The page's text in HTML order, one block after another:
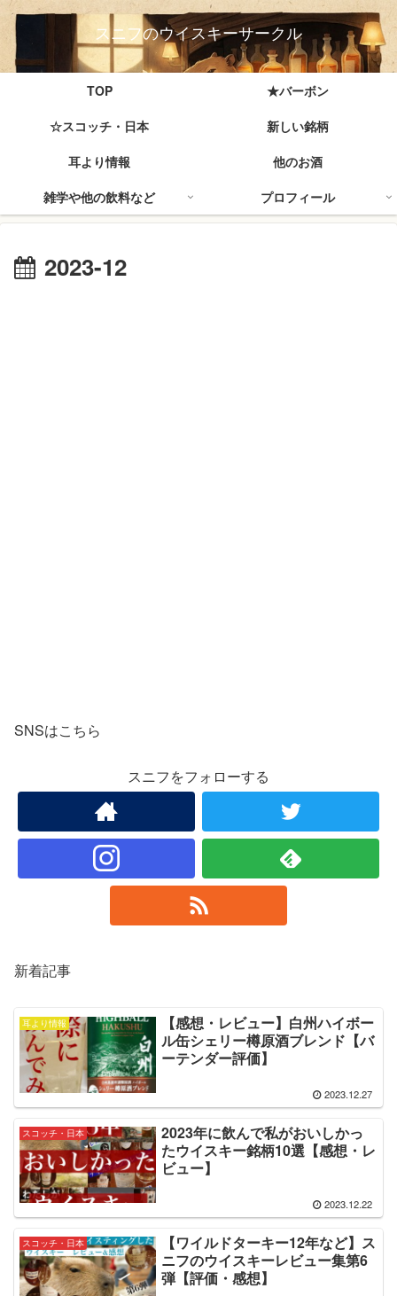
スニフのウイスキーサークル
TOP
★バーボン
☆スコッチ・日本
新しい銘柄
耳より情報
他のお酒
雑学や他の飲料など
プロフィール
2023-12
SNSはこちら
スニフをフォローする
新着記事
耳より情報
【感想・レビュー】白州ハイボー
ル缶シェリー樽原酒ブレンド【バ
ーテンダー評価】
2023.12.27
スコッチ・日本
2023年に飲んで私がおいしかっ
たウイスキー銘柄10選【感想・レ
ビュー】
2023.12.22
スコッチ・日本
【ワイルドターキー12年など】ス
ニフのウイスキーレビュー集第6
弾【評価・感想】